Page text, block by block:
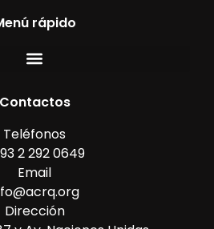
rápido
Contactos
Teléfonos
2 292 0649
Email
Dirección